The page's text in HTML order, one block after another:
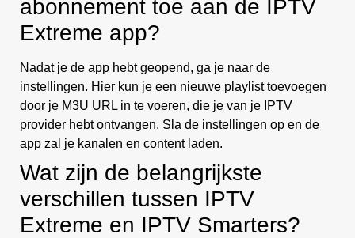
abonnement toe aan de IPTV
Extreme app?
Nadat je de app hebt geopend, ga je naar de
instellingen. Hier kun je een nieuwe playlist toevoegen
door je M3U URL in te voeren, die je van je IPTV
provider hebt ontvangen. Sla de instellingen op en de
app zal je kanalen en content laden.
Wat zijn de belangrijkste
verschillen tussen IPTV
Extreme en IPTV Smarters?